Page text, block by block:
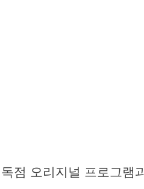
점 오리지널 프로그램